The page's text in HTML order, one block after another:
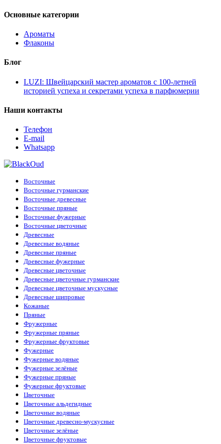
Основные категории
Ароматы
Флаконы
Блог
LUZI: Швейцарский мастер ароматов с 100-летней
историей успеха и секретами успеха в парфюмерии
Наши контакты
Телефон
E-mail
Whatsapp
Восточные
Восточные гурманские
Восточные древесные
Восточные пряные
Восточные фужерные
Восточные цветочные
Древесные
Древесные водяные
Древесные пряные
Древесные фужерные
Древесные цветочные
Древесные цветочные гурманские
Древесные цветочные мускусные
Древесные шипровые
Кожаные
Пряные
Фружерные
Фружерные пряные
Фружерные фруктовые
Фужерные
Фужерные водяные
Фужерные зелёные
Фужерные пряные
Фужерные фруктовые
Цветочные
Цветочные альдегидные
Цветочные водяные
Цветочные древесно-мускусные
Цветочные зелёные
Цветочные фруктовые